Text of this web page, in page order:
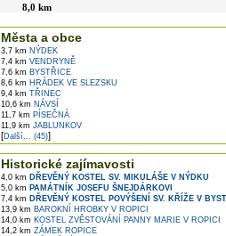
8,0 km
Města a obce
3,7 km NÝDEK
7,4 km VENDRYNĚ
7,6 km BYSTŘICE
8,6 km HRÁDEK VE SLEZSKU
9,4 km TŘINEC
10,6 km NÁVSÍ
11,7 km PÍSEČNÁ
11,9 km JABLUNKOV
[Další... (45)]
Historické zajímavosti
4,0 km DŘEVĚNÝ KOSTEL SV. MIKULÁŠE V NÝDKU
5,0 km PAMÁTNÍK JOSEFU ŠNEJDÁRKOVI
7,4 km DŘEVĚNÝ KOSTEL POVÝŠENÍ SV. KŘÍŽE V
13,9 km BAROKNÍ HROBKY V ROPICI
14,0 km KOSTEL ZVĚSTOVÁNÍ PANNY MARIE V ROPICI
14,2 km ZÁMEK ROPICE